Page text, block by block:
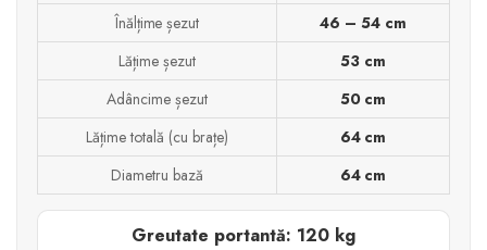
Înălțime șezut
46 – 54 cm
Lățime șezut
53 cm
Adâncime șezut
50 cm
Lățime totală (cu brațe)
64 cm
Diametru bază
64 cm
Greutate portantă: 120 kg